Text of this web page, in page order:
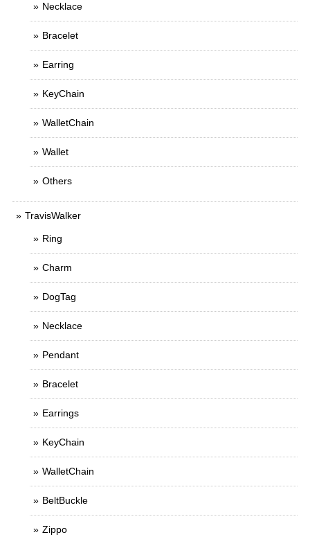
Necklace
Bracelet
Earring
KeyChain
WalletChain
Wallet
Others
TravisWalker
Ring
Charm
DogTag
Necklace
Pendant
Bracelet
Earrings
KeyChain
WalletChain
BeltBuckle
Zippo